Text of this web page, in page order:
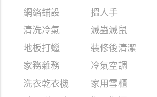
網絡鋪設
搵人手
清洗冷氣
滅蟲滅鼠
地板打蠟
裝修後清潔
家務雜務
冷氣空調
洗衣乾衣機
家用雪櫃